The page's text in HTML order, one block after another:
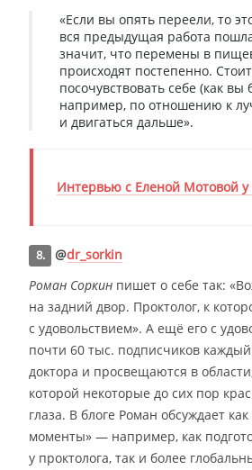
«Если вы опять переели, то
вся предыдущая работа
значит, что перемены в
происходят постепенно. Стоит
посочувствовать себе (как вы
например, по отношению к
и двигаться дальше».
Интервью с Еленой Мотовой у
8. @dr_sorkin
Роман Соркин пишет о себе так:
на задний двор. Проктолог, к
с удовольствием». А ещё его с
почти 60 тыс. подписчиков
доктора и просвещаются в
которой некоторые до сих пор
глаза. В блоге Роман обсуждает
моменты» — например, как
у проктолога, так и более